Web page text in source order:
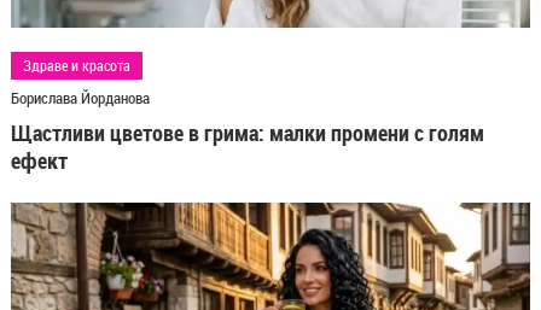
Детски бижута и аксесоари, които носят
усмивки – открий магията в HappyMarket.bg
Здраве и красота
Борислава Йорданова
Щастливи цветове в грима: малки промени с голям
ефект